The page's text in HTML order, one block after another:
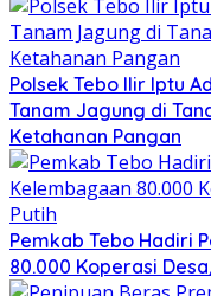
Polsek Tebo Ilir Iptu
Tanam Jagung di
Ketahanan Pangan
Pemkab Tebo Hadiri
80.000 Koperasi